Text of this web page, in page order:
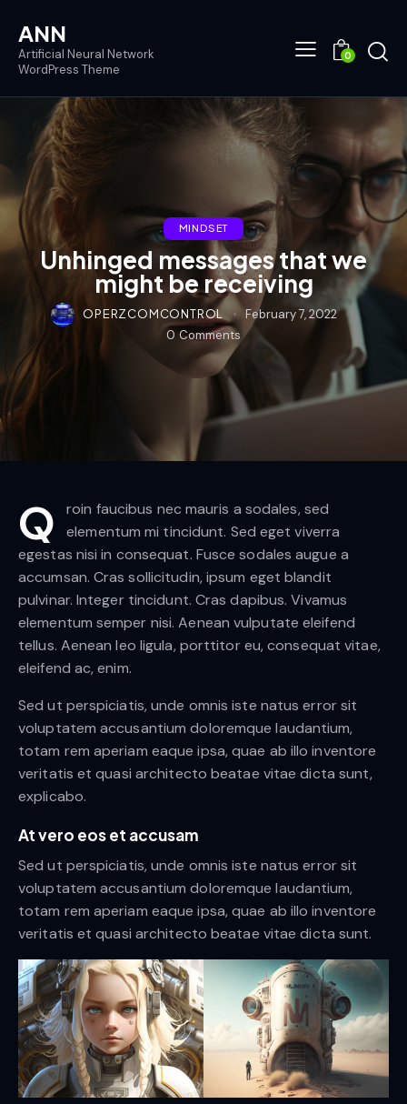
ANN
Artificial Neural Network
WordPress Theme
0
MINDSET
Unhinged messages that we
might be receiving
OPERZCOMCONTROL
February 7, 2022
0 Comments
Q
roin faucibus nec mauris a sodales, sed
elementum mi tincidunt. Sed eget viverra
egestas nisi in consequat. Fusce sodales augue a
accumsan. Cras sollicitudin, ipsum eget blandit
pulvinar. Integer tincidunt. Cras dapibus. Vivamus
elementum semper nisi. Aenean vulputate eleifend
tellus. Aenean leo ligula, porttitor eu, consequat vitae,
eleifend ac, enim.
Sed ut perspiciatis, unde omnis iste natus error sit
voluptatem accusantium doloremque laudantium,
totam rem aperiam eaque ipsa, quae ab illo inventore
veritatis et quasi architecto beatae vitae dicta sunt,
explicabo.
At vero eos et accusam
Sed ut perspiciatis, unde omnis iste natus error sit
voluptatem accusantium doloremque laudantium,
totam rem aperiam eaque ipsa, quae ab illo inventore
veritatis et quasi architecto beatae vitae dicta sunt.